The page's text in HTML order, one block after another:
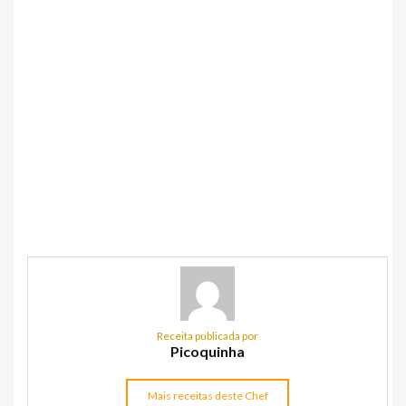
Receita publicada por
Picoquinha
Mais receitas deste Chef